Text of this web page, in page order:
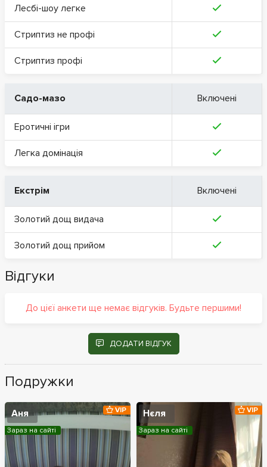
Лесбі-шоу легке
Стриптиз не профі
Стриптиз профі
Садо-мазо Включені
Еротичні ігри
Легка домінація
Екстрім Включені
Золотий дощ видача
Золотий дощ прийом
Відгуки
До цієї анкети ще немає відгуків. Будьте першими!
ДОДАТИ ВІДГУК
Подружки
Аня VIP
Зараз на сайті
Нєля VIP
Зараз на сайті